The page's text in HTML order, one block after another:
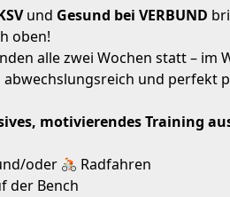
und Gesund bei VERBUND
oben!
alle zwei Wochen statt – im
abwechslungsreich und perfekt
motivierendes Training
oder
Radfahren
der Bench